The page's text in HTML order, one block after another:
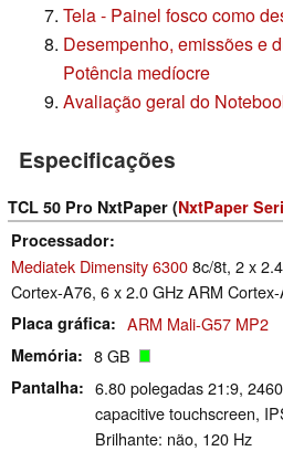
Tela - Painel fosco como
Desempenho, emissões e
Potência medíocre
Avaliação geral do
Especificações
TCL 50 Pro NxtPaper (NxtPaper
Processador
Mediatek Dimensity 63008c/8t, 2 x
Cortex-A76, 6 x 2.0 GHz ARM
Placa gráfica ARM Mali-G57 MP2
Memória 8 GB
Pantalha
6.80 polegadas 21:9,
capacitive touchscreen,
Brilhante: não, 120 Hz